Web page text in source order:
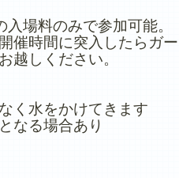
場料のみで参加可能。
催時間に突入したらガ
越しください。
く水をかけてきます
なる場合あり